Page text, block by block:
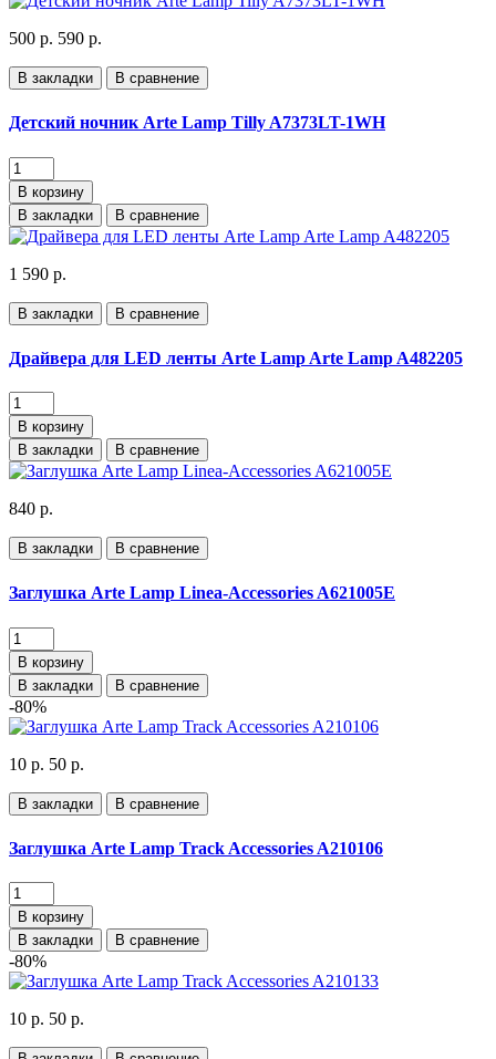
500 р. 590 р.
В закладки В сравнение
Детский ночник Arte Lamp Tilly A7373LT-1WH
В корзину
В закладки
В сравнение
1 590 р.
В закладки В сравнение
Драйвера для LED ленты Arte Lamp Arte Lamp A482205
В корзину
В закладки
В сравнение
840 р.
В закладки В сравнение
Заглушка Arte Lamp Linea-Accessories A621005E
В корзину
В закладки
В сравнение
-80%
10 р. 50 р.
В закладки В сравнение
Заглушка Arte Lamp Track Accessories A210106
В корзину
В закладки
В сравнение
-80%
10 р. 50 р.